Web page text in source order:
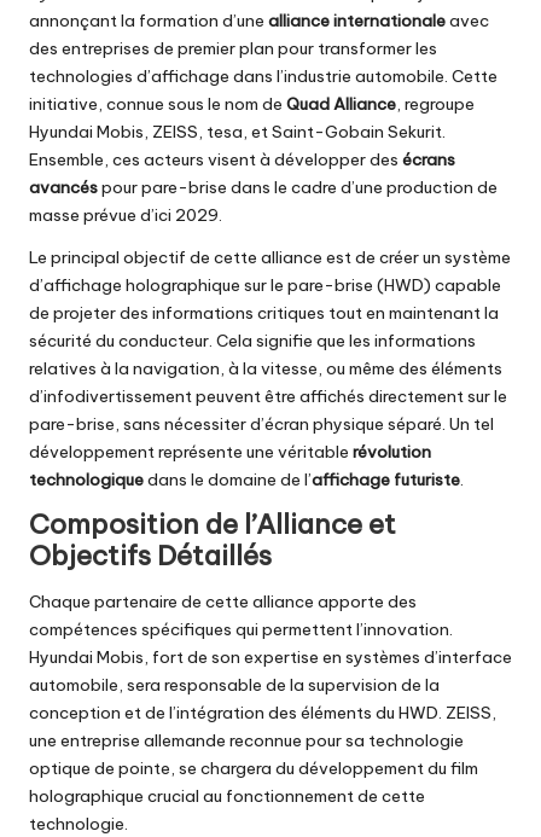
annonçant la formation d’une alliance internationaleavec
des entreprises de premier plan pour transformer les
technologies d’affichage dans l’industrie automobile. Cette
initiative, connue sous le nom de Quad Alliance, regroupe
Hyundai Mobis, ZEISS, tesa, et Saint-Gobain Sekurit.
Ensemble, ces acteurs visent à développer des écrans
avancéspour pare-brise dans le cadre d’une production de
masse prévue d’ici 2029.
Le principal objectif de cette alliance est de créer un système
d’affichage holographique sur le pare-brise (HWD) capable
de projeter des informations critiques tout en maintenant la
sécurité du conducteur. Cela signifie que les informations
relatives à la navigation, à la vitesse, ou même des éléments
d’infodivertissement peuvent être affichés directement sur le
pare-brise, sans nécessiter d’écran physique séparé. Un tel
développement représente une véritable révolution
technologiquedans le domaine de l’affichage futuriste.
Composition de l’Alliance et
Objectifs Détaillés
Chaque partenaire de cette alliance apporte des
compétences spécifiques qui permettent l’innovation.
Hyundai Mobis, fort de son expertise en systèmes d’interface
automobile, sera responsable de la supervision de la
conception et de l’intégration des éléments du HWD. ZEISS,
une entreprise allemande reconnue pour sa technologie
optique de pointe, se chargera du développement du film
holographique crucial au fonctionnement de cette
technologie.